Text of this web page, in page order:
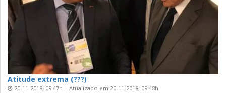
Atitude extrema (???)
20-11-2018, 09:47h | Atualizado em 20-11-2018, 09:48h